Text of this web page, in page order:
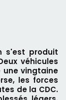
s'est produit
véhicules
une vingtaine
les forces
de la CDC.